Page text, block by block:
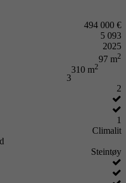
494 000 €
5 093
2025
97 m2
310 m2
3
2
1
Climalit
Steintøy